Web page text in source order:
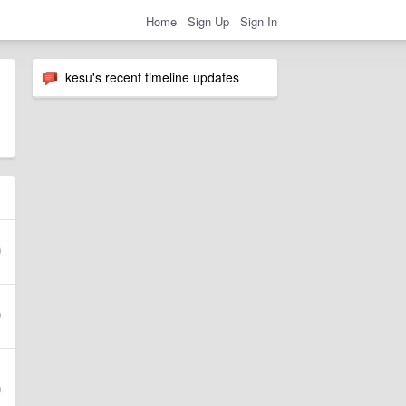
Home Sign Up Sign In
kesu's recent timeline updates